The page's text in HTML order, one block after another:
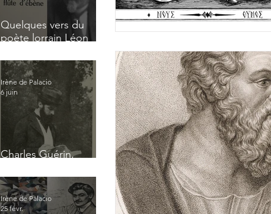
Quelques vers du
poète lorrain Léon
Charles Guérin,
Irène de Palacio
6 juin
Irène de Palacio
25 févr.